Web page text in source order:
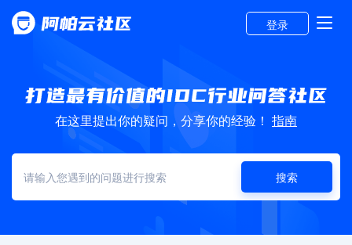
登录
在这里提出你的疑问，分享你的经验！ 指南
搜索